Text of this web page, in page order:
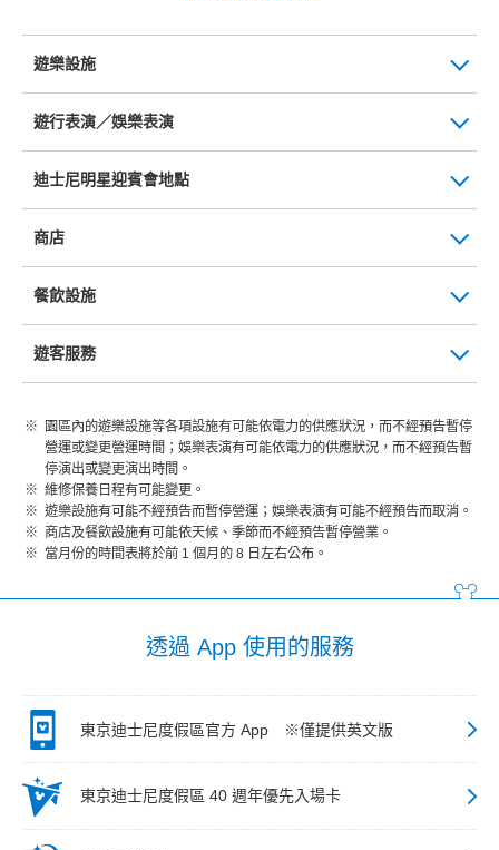
遊樂設施
遊行表演／娛樂表演
迪士尼明星迎賓會地點
商店
餐飲設施
遊客服務
園區內的遊樂設施等各項設施有可能依電力的供應狀況，而不經預告暫停
營運或變更營運時間；娛樂表演有可能依電力的供應狀況，而不經預告暫
停演出或變更演出時間。
維修保養日程有可能變更。
遊樂設施有可能不經預告而暫停營運；娛樂表演有可能不經預告而取消。
商店及餐飲設施有可能依天候、季節而不經預告暫停營業。
當月份的時間表將於前 1 個月的 8 日左右公布。
透過 App 使用的服務
東京迪士尼度假區官方 App ※僅提供英文版
東京迪士尼度假區 40 週年優先入場卡